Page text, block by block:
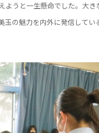
うと一生懸命でした。大き
の魅力を内外に発信して